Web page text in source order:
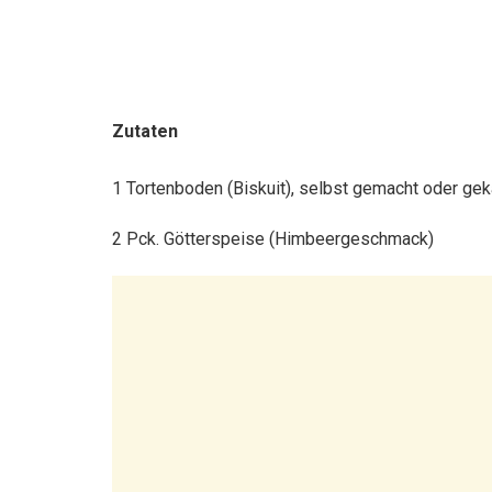
Zutaten
1 Tortenboden (Biskuit), selbst gemacht oder
2 Pck. Götterspeise (Himbeergeschmack)